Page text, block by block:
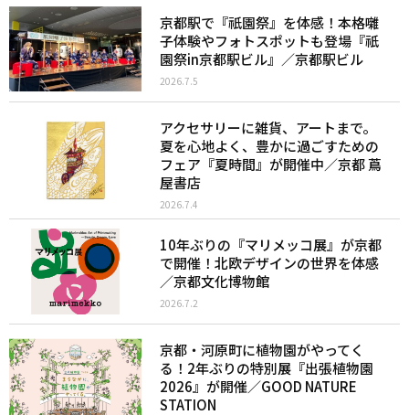
京都駅で『祇園祭』を体感！本格囃
子体験やフォトスポットも登場『祇
園祭in京都駅ビル』／京都駅ビル
2026.7.5
アクセサリーに雑貨、アートまで。
夏を心地よく、豊かに過ごすための
フェア『夏時間』が開催中／京都 蔦
屋書店
2026.7.4
10年ぶりの『マリメッコ展』が京都
で開催！北欧デザインの世界を体感
／京都文化博物館
2026.7.2
京都・河原町に植物園がやってく
る！2年ぶりの特別展『出張植物園
2026』が開催／GOOD NATURE
STATION